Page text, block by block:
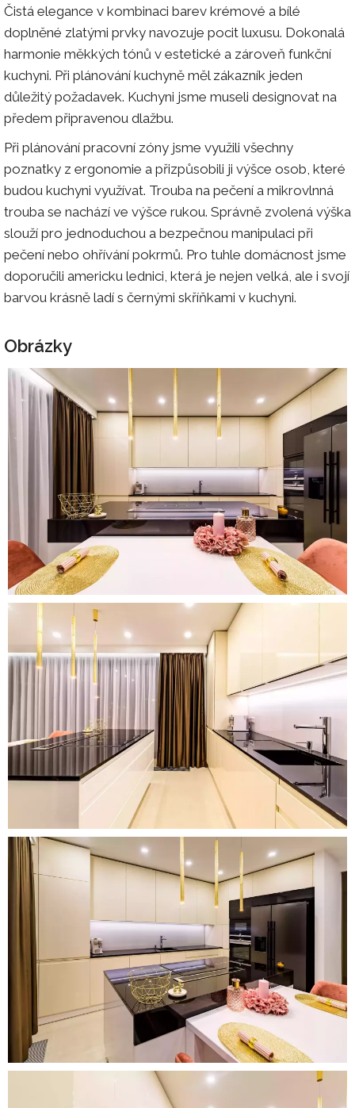
Čistá elegance v kombinaci barev krémové a bílé
doplněné zlatými prvky navozuje pocit luxusu. Dokonalá
harmonie měkkých tónů v estetické a zároveň funkční
kuchyni. Při plánování kuchyně měl zákazník jeden
důležitý požadavek. Kuchyni jsme museli designovat na
předem připravenou dlažbu.
Při plánování pracovní zóny jsme využili všechny
poznatky z ergonomie a přizpůsobili ji výšce osob, které
budou kuchyni využívat. Trouba na pečení a mikrovlnná
trouba se nachází ve výšce rukou. Správně zvolená výška
slouží pro jednoduchou a bezpečnou manipulaci při
pečení nebo ohřívání pokrmů. Pro tuhle domácnost jsme
doporučili americku lednici, která je nejen velká, ale i svojí
barvou krásně ladí s černými skříňkami v kuchyni.
Obrázky